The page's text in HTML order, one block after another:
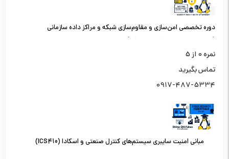
دوره تخصصی امن‌سازی و مقاوم‌سازی شبکه و مراکز داده سازمانی
نمره0 از 5
تماس بگیرید
0917-487-5334
مبانی امنیت سایبری سیستم‌های کنترل صنعتی و اسکادا (ICS410)